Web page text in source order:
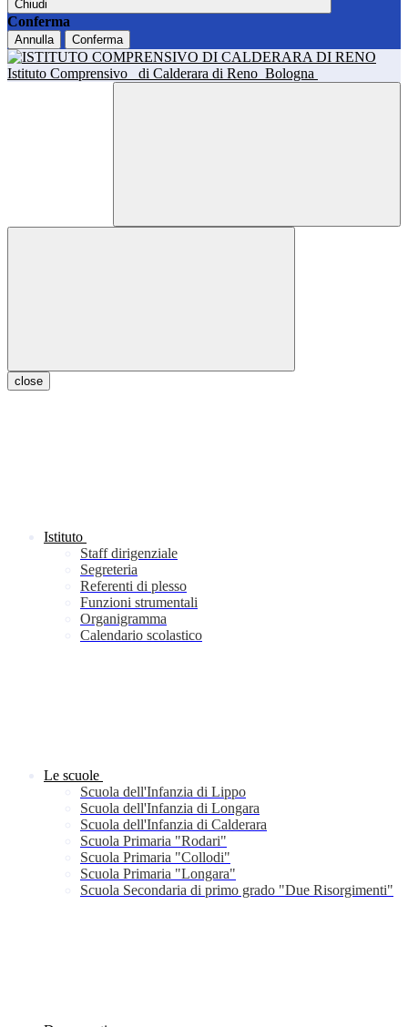
Chiudi
Conferma
Annulla Conferma
Istituto Comprensivo di Calderara di Reno Bologna
close
Istituto
Staff dirigenziale
Segreteria
Referenti di plesso
Funzioni strumentali
Organigramma
Calendario scolastico
Le scuole
Scuola dell'Infanzia di Lippo
Scuola dell'Infanzia di Longara
Scuola dell'Infanzia di Calderara
Scuola Primaria "Rodari"
Scuola Primaria "Collodi"
Scuola Primaria "Longara"
Scuola Secondaria di primo grado "Due Risorgimenti"